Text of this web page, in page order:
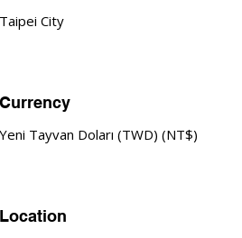
Location
Currency
Yeni Tayvan Doları (TWD) (NT$)
Taipei City